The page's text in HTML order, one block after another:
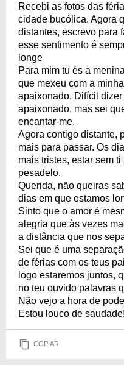
Recebi as fotos das
cidade bucólica. Agora
distantes, escrevo para
esse sentimento é
longe
Para mim tu és a
que mexeu com a
apaixonado. Difícil
apaixonado, mas sei
encantar-me.
Agora contigo distante,
mais para passar. Os
mais tristes, estar sem
pesadelo.
Querida, não queiras
dias em que estamos
Sinto que o amor é
alegria que às vezes
a distância que nos
Sei que é uma
de férias com os teus
logo estaremos juntos,
no teu ouvido palavras
Não vejo a hora de
Estou louco de saudade!
COPIAR